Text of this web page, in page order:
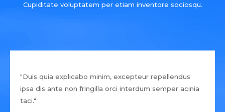
Cupiditate voluptatem per etiam inventore sociosqu.
"Duis quia explicabo minim, excepteur repellendus
ipsa dis ante non fringilla orci interdum semper acinia
taci."